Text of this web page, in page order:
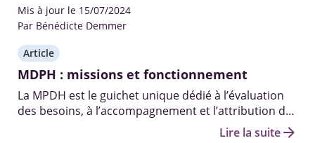
Mis à jour le 15/07/2024
Par Bénédicte Demmer
Article
MDPH : missions et fonctionnement
La MPDH est le guichet unique dédié à l’évaluation
des besoins, à l’accompagnement et l’attribution des
aides et droits aux personnes handicapées.Lire la suitearrow_forward